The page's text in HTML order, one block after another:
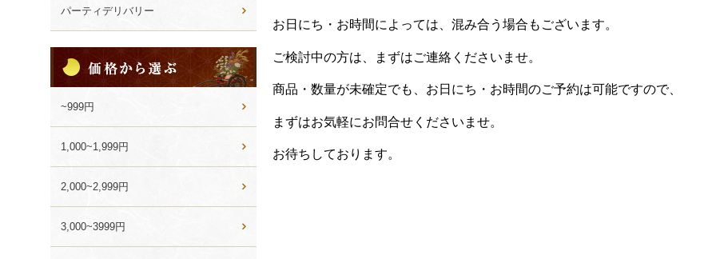
お日にち・お時間によっては、混み合う場合もございます。
ご検討中の方は、まずはご連絡くださいませ。
商品・数量が未確定でも、お日にち・お時間のご予約は可能ですので、
まずはお気軽にお問合せくださいませ。
お待ちしております。
パーティデリバリー
格
か
ら
選
ぶ
~999円
1,000~1,999円
2,000~2,999円
3,000~3999円